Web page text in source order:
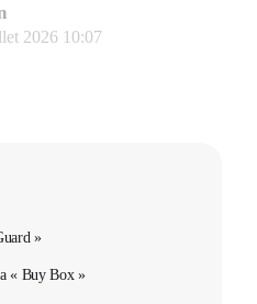
2026 10:07
»
« Buy Box »